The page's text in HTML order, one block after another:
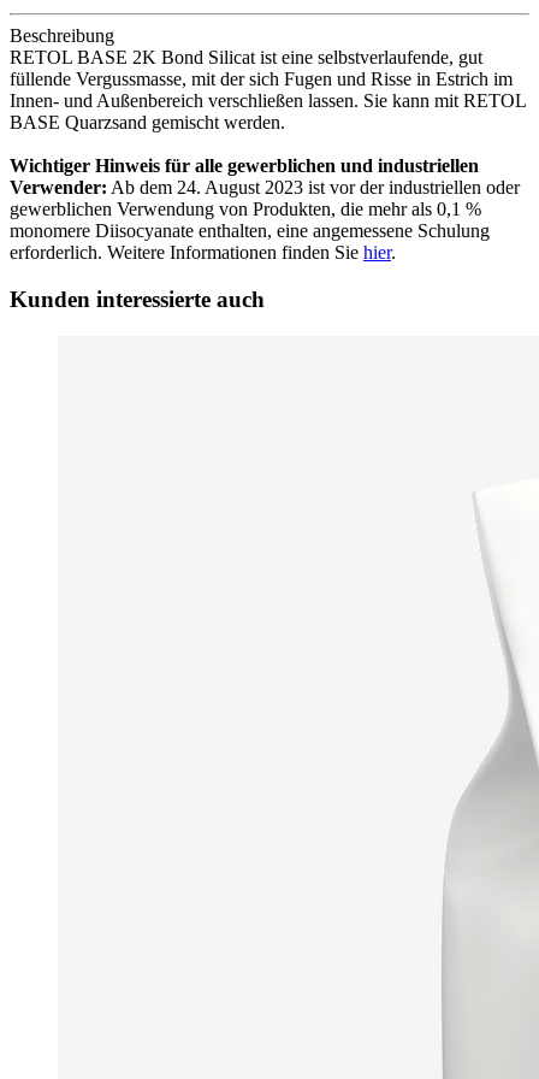
Beschreibung
RETOL BASE 2K Bond Silicat ist eine selbstverlaufende, gut
füllende Vergussmasse, mit der sich Fugen und Risse in Estrich im
Innen- und Außenbereich verschließen lassen. Sie kann mit RETOL
BASE Quarzsand gemischt werden.
Wichtiger Hinweis für alle gewerblichen und industriellen
Verwender: Ab dem 24. August 2023 ist vor der industriellen oder
gewerblichen Verwendung von Produkten, die mehr als 0,1 %
monomere Diisocyanate enthalten, eine angemessene Schulung
erforderlich. Weitere Informationen finden Sie hier.
Kunden interessierte auch